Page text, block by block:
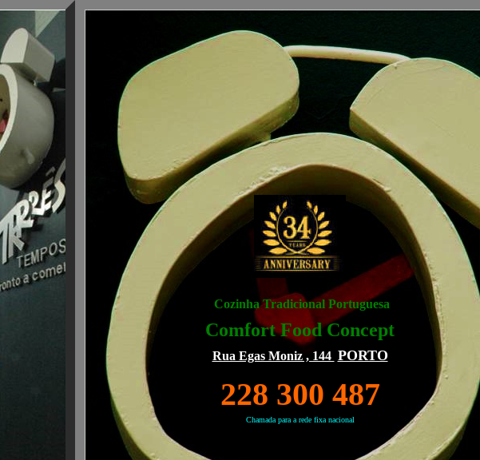
Cozinha Tradicional Portuguesa
Comfort Food Concept
Rua Egas Moniz , 144 PORTO
228 300 487
Chamada para a rede fixa nacional